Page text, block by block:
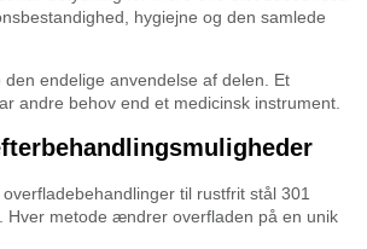
hygiejne og den samlede
endelige anvendelse af delen. Et
andre behov end et medicinsk instrument.
til rustfrit stål 301
Hver metode ændrer overfladen på en unik